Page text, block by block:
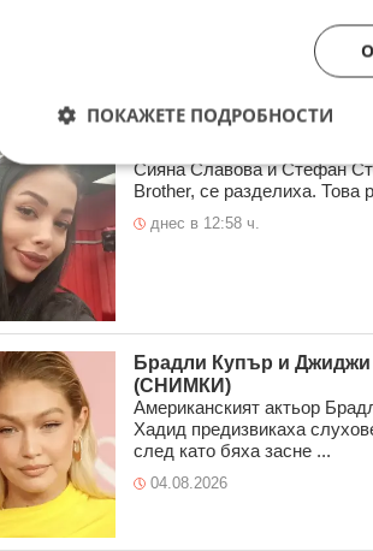
Сияна Славова и Стефан
Brother, се разделиха. Това
днес в 12:58 ч.
Брадли Купър и Джиджи
(СНИМКИ)
Американският актьор
Хадид предизвикаха
след като бяха засне ...
04.08.2026
ПОКАЖЕТЕ ПОДРОБНОСТИ